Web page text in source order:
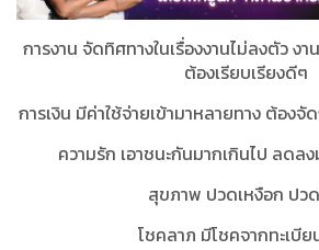
การงาน จัดทิศทางในเรื่องงานไม่ลงตัว
ต้องเรียบเรียงดีๆ
การเงิน มีค่าใช้จ่ายเข้ามาหลายทาง ต้องจั
ความรัก เอาชนะกันมากเกินไป ลดล
สุขภาพ ปวดเหงือก ปว
โชคลาภ มีโชคจากทะเบี